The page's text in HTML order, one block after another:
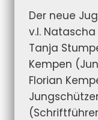
Der neue
v.l.
Tanja
Kempen
Florian